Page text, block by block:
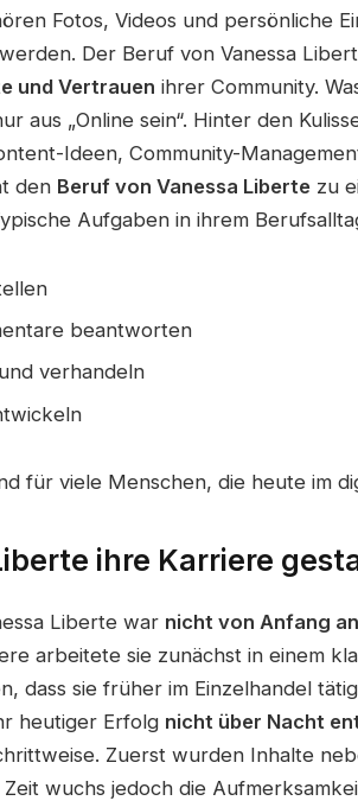
Fotos, Videos und persönliche
Der Beruf von Vanessa
und Vertrauen ihrer Community.
aus „Online sein“. Hinter den
Ideen, Community-
den Beruf von Vanessa Liberte zu
Aufgaben in ihrem
beantworten
verhandeln
für viele Menschen, die heute im
ihre Karriere
Liberte war nicht von Anfang
arbeitete sie zunächst in einem
dass sie früher im Einzelhandel
heutiger Erfolg nicht über Nacht
Zuerst wurden Inhalte
wuchs jedoch die